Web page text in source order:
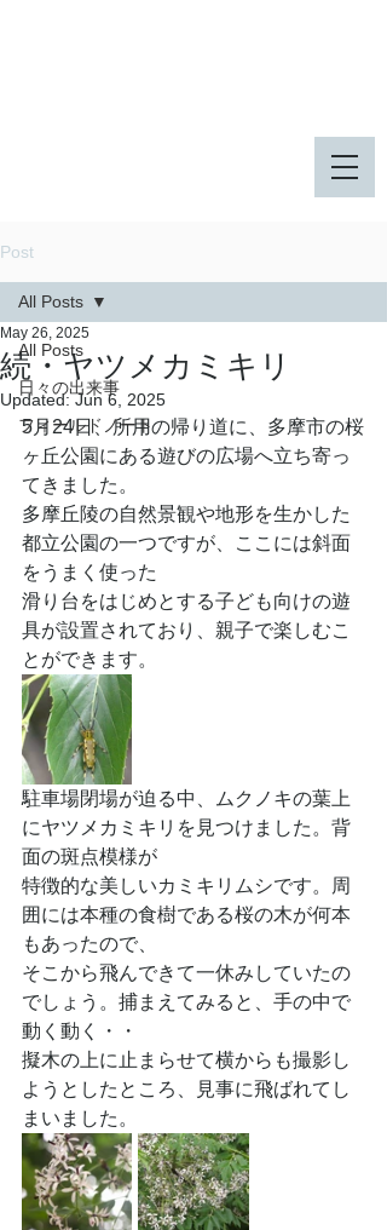
Post
All Posts
日々の出来事
フィールドノート
All Posts
続・ヤツメカミキリ
May 26, 2025
Updated:Jun 6, 2025
5月24日、所用の帰り道に、多摩市の桜
ヶ丘公園にある遊びの広場へ立ち寄っ
てきました。
多摩丘陵の自然景観や地形を生かした
都立公園の一つですが、ここには斜面
をうまく使った
滑り台をはじめとする子ども向けの遊
具が設置されており、親子で楽しむこ
とができます。
駐車場閉場が迫る中、ムクノキの葉上
にヤツメカミキリを見つけました。背
面の斑点模様が
特徴的な美しいカミキリムシです。周
囲には本種の食樹である桜の木が何本
もあったので、
そこから飛んできて一休みしていたの
でしょう。捕まえてみると、手の中で
動く動く・・
擬木の上に止まらせて横からも撮影し
ようとしたところ、見事に飛ばれてし
まいました。